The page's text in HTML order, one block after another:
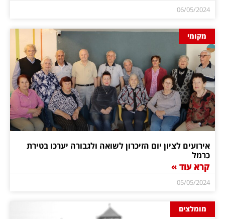
06/05/2024
מקומי
אירועים לציון יום הזיכרון לשואה ולגבורה יערכו בטירת
כרמל
קרא עוד »
05/05/2024
מומלצים